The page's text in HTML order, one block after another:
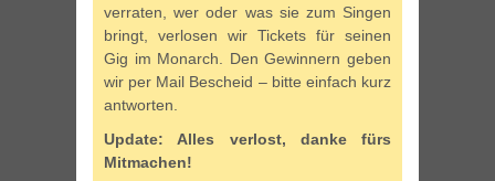
verraten, wer oder was sie zum Singen
bringt, verlosen wir Tickets für seinen
Gig im Monarch. Den Gewinnern geben
wir per Mail Bescheid – bitte einfach kurz
antworten.
Update: Alles verlost, danke fürs
Mitmachen!